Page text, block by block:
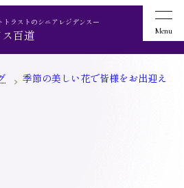
トラストのシニアレジデンスー
百道 Menu
季節の美しい花で皆様をお出迎え